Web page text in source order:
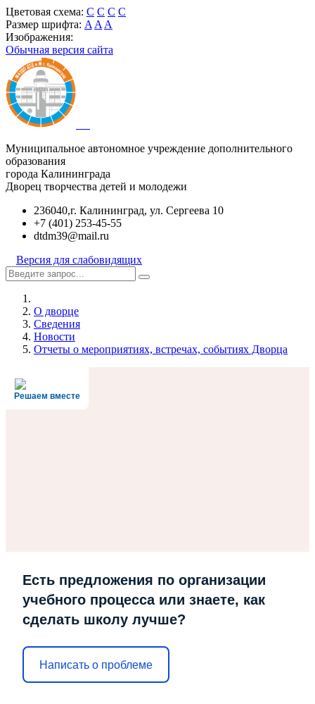
Цветовая схема: C C C C
Размер шрифта: A A A
Изображения:
Обычная версия сайта
Муниципальное автономное учреждение дополнительного
образования
города Калининграда
Дворец творчества детей и молодежи
236040,г. Калининград, ул. Сергеева 10
+7 (401) 253-45-55
dtdm39@mail.ru
Версия для слабовидящих
О дворце
Сведения
Новости
Отчеты о мероприятиях, встречах, событиях Дворца
Решаем вместе
Есть предложения по организации
учебного процесса или знаете, как
сделать школу лучше?
Написать о проблеме